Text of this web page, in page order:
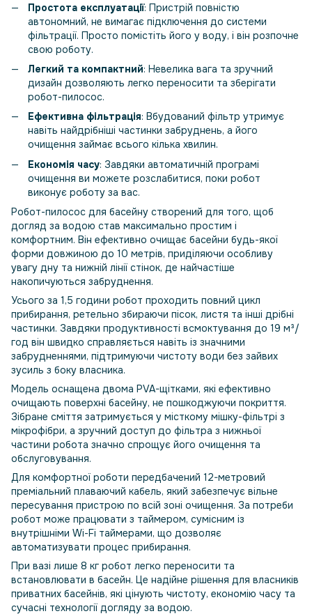
Простота експлуатації: Пристрій повністю
автономний, не вимагає підключення до системи
фільтрації. Просто помістіть його у воду, і він розпочне
свою роботу.
Легкий та компактний: Невелика вага та зручний
дизайн дозволяють легко переносити та зберігати
робот-пилосос.
Ефективна фільтрація: Вбудований фільтр утримує
навіть найдрібніші частинки забруднень, а його
очищення займає всього кілька хвилин.
Економія часу: Завдяки автоматичній програмі
очищення ви можете розслабитися, поки робот
виконує роботу за вас.
Робот-пилосос для басейну створений для того, щоб
догляд за водою став максимально простим і
комфортним. Він ефективно очищає басейни будь-якої
форми довжиною до 10 метрів, приділяючи особливу
увагу дну та нижній лінії стінок, де найчастіше
накопичуються забруднення.
Усього за 1,5 години робот проходить повний цикл
прибирання, ретельно збираючи пісок, листя та інші дрібні
частинки. Завдяки продуктивності всмоктування до 19 м³/
год він швидко справляється навіть із значними
забрудненнями, підтримуючи чистоту води без зайвих
зусиль з боку власника.
Модель оснащена двома PVA-щітками, які ефективно
очищають поверхні басейну, не пошкоджуючи покриття.
Зібране сміття затримується у місткому мішку-фільтрі з
мікрофібри, а зручний доступ до фільтра з нижньої
частини робота значно спрощує його очищення та
обслуговування.
Для комфортної роботи передбачений 12-метровий
преміальний плаваючий кабель, який забезпечує вільне
пересування пристрою по всій зоні очищення. За потреби
робот може працювати з таймером, сумісним із
внутрішніми Wi-Fi таймерами, що дозволяє
автоматизувати процес прибирання.
При вазі лише 8 кг робот легко переносити та
встановлювати в басейн. Це надійне рішення для власників
приватних басейнів, які цінують чистоту, економію часу та
сучасні технології догляду за водою.